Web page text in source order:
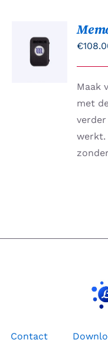
AAN
WINKELWAGEN
/
€
Maak
met
verder
werkt.
Contact